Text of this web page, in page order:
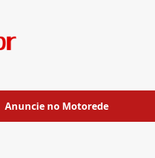
Anuncie no Motorede